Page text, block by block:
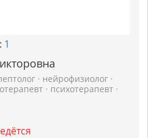
1
· нейрофизиолог ·
· психотерапевт ·